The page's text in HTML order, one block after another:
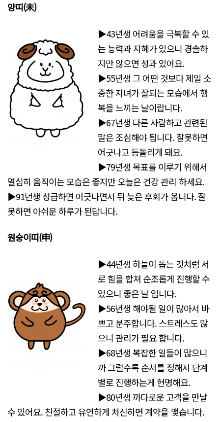
양띠(未)
▶43년생 어려움을 극복할 수 있
는 능력과 지혜가 있으니 경솔하
지만 않으면 성과 있어요.
▶55년생 그 어떤 것보다 제일 소
중한 자녀가 잘되는 모습에서 행
복을 느끼는 날이랍니다.
▶67년생 다른 사람하고 관련된
말은 조심해야 됩니다. 잘못하면
어긋나고 등돌리게 돼요.
▶79년생 목표를 이루기 위해서
열심히 움직이는 모습은 좋지만 오늘은 건강 관리 하세요.
▶91년생 성급하면 어긋나면서 뒤 늦은 후회가 옵니다. 잘
못하면 아쉬운 하루가 된답니다.
원숭이띠(申)
▶44년생 하늘이 돕는 것처럼 서
로 힘을 합쳐 순조롭게 진행할 수
있으니 좋은 날 입니다.
▶56년생 해야될 일이 많아서 바
쁘고 분주합니다. 스트레스도 많
으니 관리가 필요 합니다.
▶68년생 복잡한 일들이 많으니
까 그럴수록 순서를 정해서 단계
별로 진행하는게 현명해요.
▶80년생 까다로운 고객을 만날
수 있어요. 친절하고 유연하게 처신하면 계약을 맺습니다.